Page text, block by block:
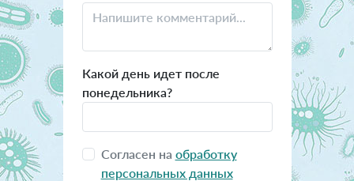
Какой день идет после
понедельника?
Согласен на обработку
персональных данных